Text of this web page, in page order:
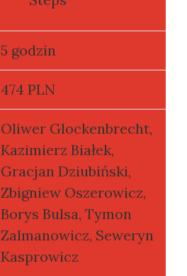
5 godzin
474 PLN
Oliwer Glockenbrecht,
Kazimierz Białek,
Gracjan Dziubiński,
Zbigniew Oszerowicz,
Borys Bulsa, Tymon
Zalmanowicz, Seweryn
Kasprowicz